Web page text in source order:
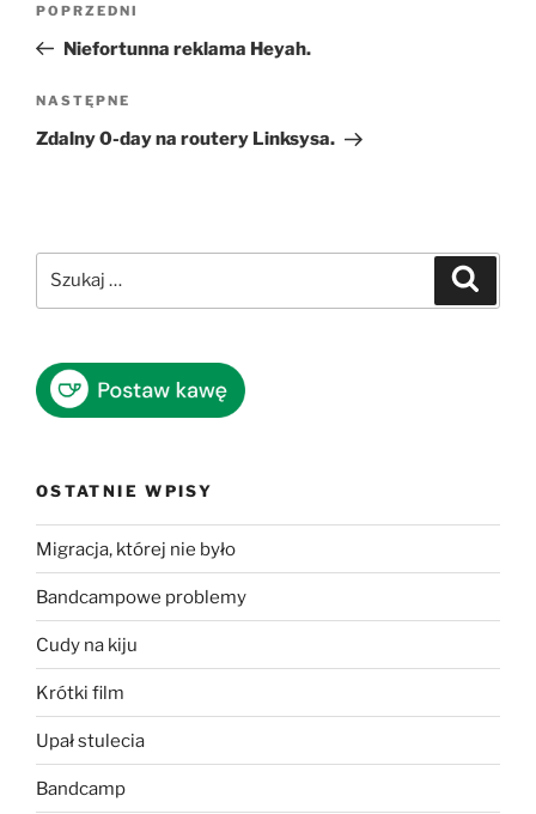
Poprzedni
wpis
POPRZEDNI
Niefortunna reklama Heyah.
Następny
wpis
NASTĘPNE
Zdalny 0-day na routery Linksysa.
OSTATNIE WPISY
Migracja, której nie było
Bandcampowe problemy
Cudy na kiju
Krótki film
Upał stulecia
Bandcamp